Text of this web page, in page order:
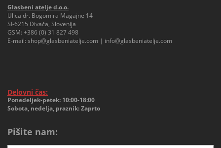
Glasbeni atelje d.o.o.
Ulica dr. Bogomira Magajne 14
SI-6215 Divača, Slovenija
GSM: +386 (0) 31 827 498
E-mail: shop@glasbeniatelje.com | info@glasbeniatelje.com
Delovni čas:
Ponedeljek-petek: 10:00-18:00
Sobota, nedelja, praznik: Zaprto
Pišite nam: